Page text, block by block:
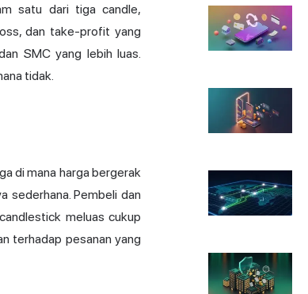
satu dari tiga candle,
dan take-profit yang
SMC yang lebih luas.
tidak.
di mana harga bergerak
sederhana. Pembeli dan
meluas cukup
terhadap pesanan yang